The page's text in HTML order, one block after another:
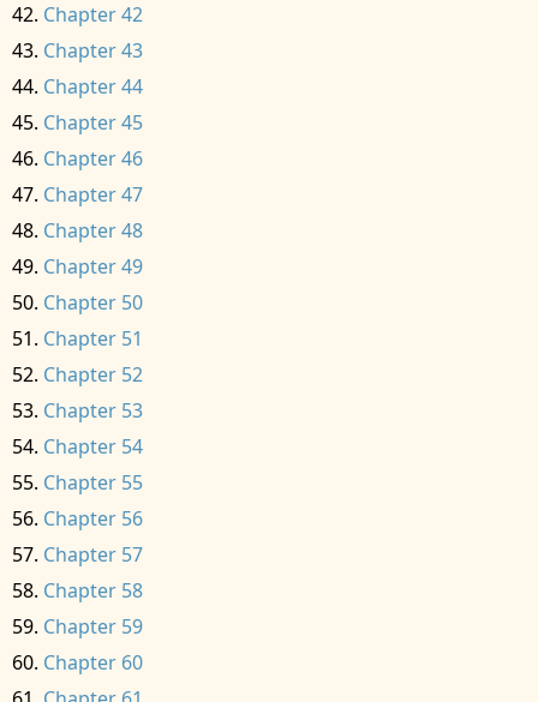
Chapter 42
Chapter 43
Chapter 44
Chapter 45
Chapter 46
Chapter 47
Chapter 48
Chapter 49
Chapter 50
Chapter 51
Chapter 52
Chapter 53
Chapter 54
Chapter 55
Chapter 56
Chapter 57
Chapter 58
Chapter 59
Chapter 60